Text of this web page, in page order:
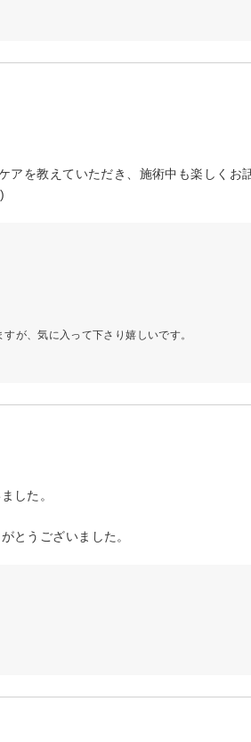
を教えていただき、施術中も楽しくお
が、気に入って下さり嬉しいです。
した。
とうございました。